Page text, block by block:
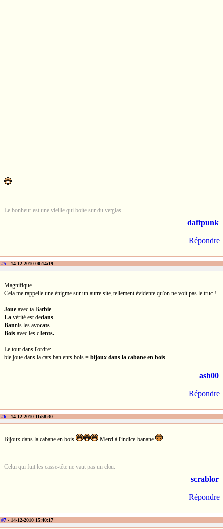
Le bonheur est une vieille qui boite sur du verglas...
daftpunk
Répondre
#5 - 14-12-2010 00:14:19
Magnifique.
Cela me rappelle une énigme sur un autre site, tellement évidente qu'on ne voit pas le truc !
Joue avec ta Barbie
La vérité est dedans
Bannis les avocats
Bois avec les clients.
Le tout dans l'ordre:
bie joue dans la cats ban ents bois = bijoux dans la cabane en bois
ash00
Répondre
#6 - 14-12-2010 11:58:30
Bijoux dans la cabane en bois Merci à l'indice-banane
Celui qui fuit les casse-tête ne vaut pas un clou.
scrablor
Répondre
#7 - 14-12-2010 15:40:17